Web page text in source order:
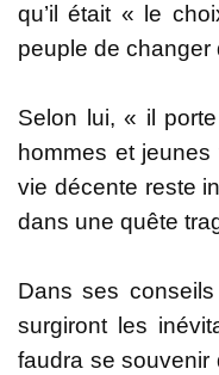
qu’il était « le
peuple de
Selon lui, « il
hommes et
vie décente reste
dans une quête
Dans ses
surgiront les
faudra se souvenir